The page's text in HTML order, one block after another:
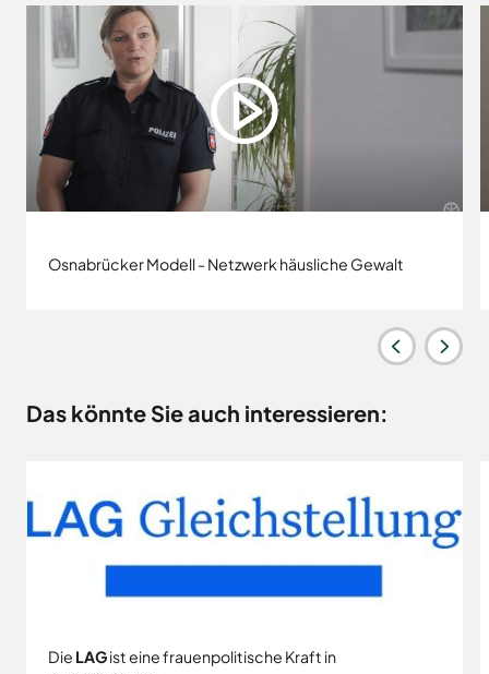
Osnabrücker Modell - Netzwerk häusliche Gewalt
Das könnte Sie auch interessieren:
Die LAGist eine frauenpolitische Kraft in